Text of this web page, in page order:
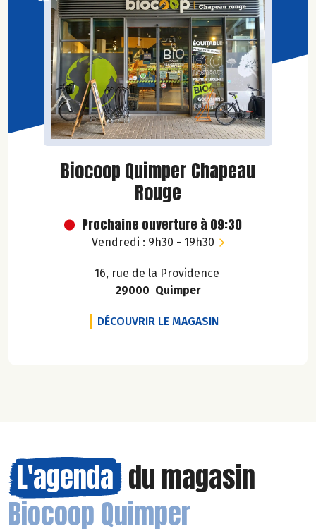
Biocoop Quimper Chapeau
Rouge
Prochaine ouverture à 09:30
Vendredi : 9h30 - 19h30
16, rue de la Providence
29000 Quimper
DÉCOUVRIR LE MAGASINBIOCOOP
L'agenda du magasin
Biocoop Quimper